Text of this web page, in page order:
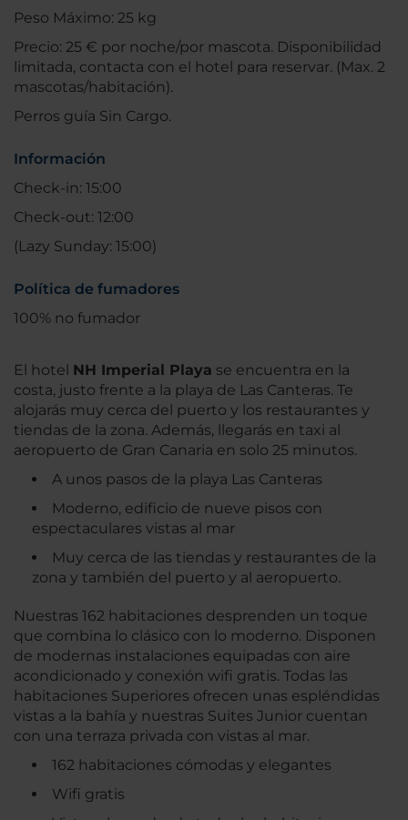
Peso Máximo: 25 kg
Precio: 25 € por noche/por mascota. Disponibilidad
limitada, contacta con el hotel para reservar. (Max. 2
mascotas/habitación).
Perros guía Sin Cargo.
Información
Check-in: 15:00
Check-out: 12:00
(Lazy Sunday: 15:00)
Política de fumadores
100% no fumador
El hotel NH Imperial Playa se encuentra en la
costa, justo frente a la playa de Las Canteras. Te
alojarás muy cerca del puerto y los restaurantes y
tiendas de la zona. Además, llegarás en taxi al
aeropuerto de Gran Canaria en solo 25 minutos.
A unos pasos de la playa Las Canteras
Moderno, edificio de nueve pisos con
espectaculares vistas al mar
Muy cerca de las tiendas y restaurantes de la
zona y también del puerto y al aeropuerto.
Nuestras 162 habitaciones desprenden un toque
que combina lo clásico con lo moderno. Disponen
de modernas instalaciones equipadas con aire
acondicionado y conexión wifi gratis. Todas las
habitaciones Superiores ofrecen unas espléndidas
vistas a la bahía y nuestras Suites Junior cuentan
con una terraza privada con vistas al mar.
162 habitaciones cómodas y elegantes
Wifi gratis